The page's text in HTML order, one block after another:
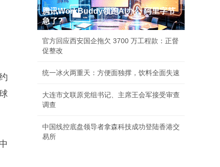
腾讯WorkBuddy领跑AI办公 阿里字节
急了?
官方回应西安国企拖欠 3700 万工程款：正督
促整改
统一冰火两重天：方便面独撑，饮料全面失速
大连市文联原党组书记、主席王会军接受审查
调查
中国线控底盘领导者拿森科技成功登陆香港交
易所